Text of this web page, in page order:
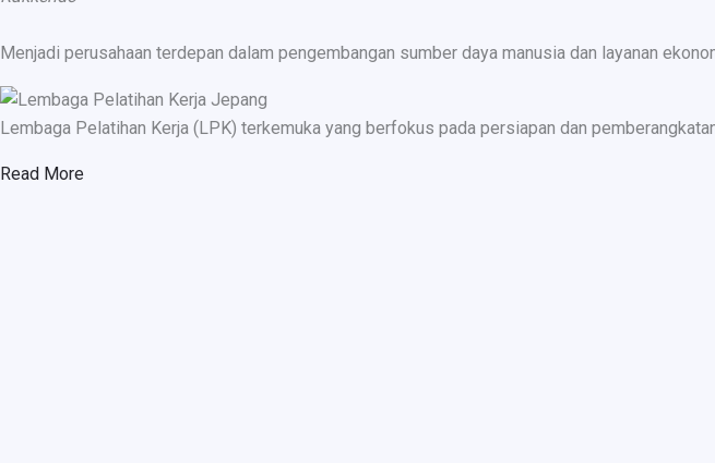
Menjadi perusahaan terdepan dalam pengembangan sumber daya manusia dan layanan
Lembaga Pelatihan Kerja (LPK) terkemuka yang berfokus pada persiapan dan
Read More